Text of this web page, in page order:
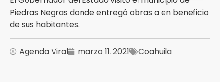
Piedras Negras donde entregó obras a en beneficio
de sus habitantes.
Agenda Viral marzo 11, 2021 Coahuila